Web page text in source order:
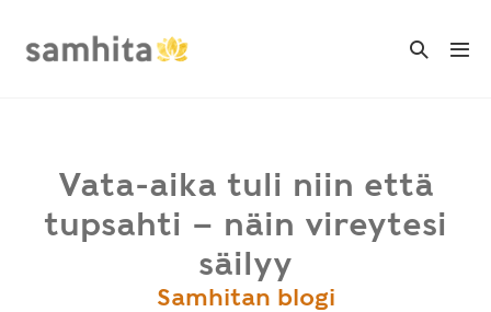
Search
Vata-aika tuli niin että
tupsahti – näin vireytesi
säilyy
Samhitan blogi